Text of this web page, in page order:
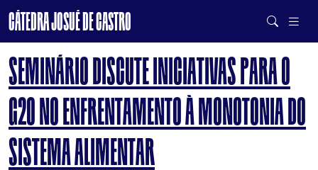
CÁTEDRA JOSUÉ DE CASTRO
DE SISTEMAS ALIMENTARES SAUDÁVEIS E SUSTENTÁVEIS
SEMINÁRIO DISCUTE INICIATIVAS PARA O
G20 NO ENFRENTAMENTO À MONOTONIA DO
SISTEMA ALIMENTAR